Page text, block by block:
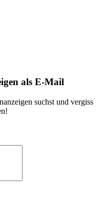
als E-Mail
suchst und vergiss